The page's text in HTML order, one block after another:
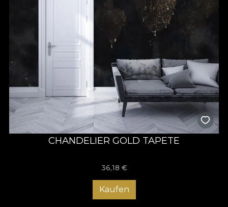
CHANDELIER GOLD TAPETE
36,18 €
Kaufen